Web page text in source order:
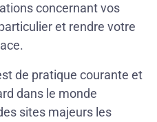
concernant vos
et rendre votre
de pratique courante et
dans le monde
sites majeurs les